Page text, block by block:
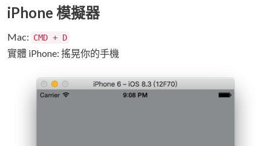
iPhone 模擬器
Mac: CMD + D
實體 iPhone: 搖晃你的手機